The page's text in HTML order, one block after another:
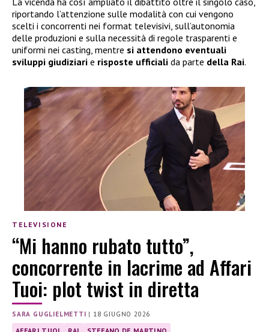
riportando l’attenzione sulle modalità con cui vengono
scelti i concorrenti nei format televisivi, sull’autonomia
delle produzioni e sulla necessità di regole trasparenti e
uniformi nei casting, mentre si attendono eventuali
sviluppi giudiziari e risposte ufficiali da parte della Rai.
TELEVISIONE
“Mi hanno rubato tutto”,
concorrente in lacrime ad Affari
Tuoi: plot twist in diretta
SARA GUGLIELMETTI | 18 GIUGNO 2026